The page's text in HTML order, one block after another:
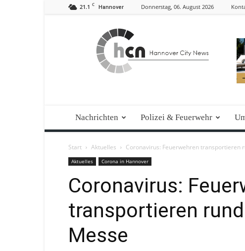
21.1 C Hannover Donnerstag, 06. August 2026
News
Nachrichten Polizei & Feuerwehr
Start Aktuelles Coronavirus: Feuerwehren transportieren
Aktuelles Corona in Hannover
Coronavirus:
transportieren
Messe